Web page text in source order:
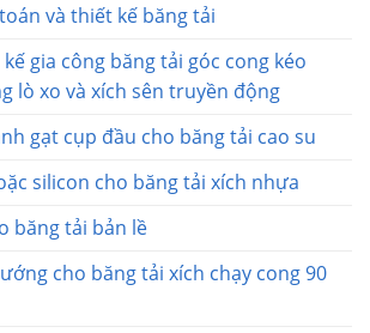
và thiết kế băng tải
gia công băng tải góc cong kéo
lò xo và xích sên truyền động
gạt cụp đầu cho băng tải cao su
silicon cho băng tải xích nhựa
băng tải bản lề
cho băng tải xích chạy cong 90